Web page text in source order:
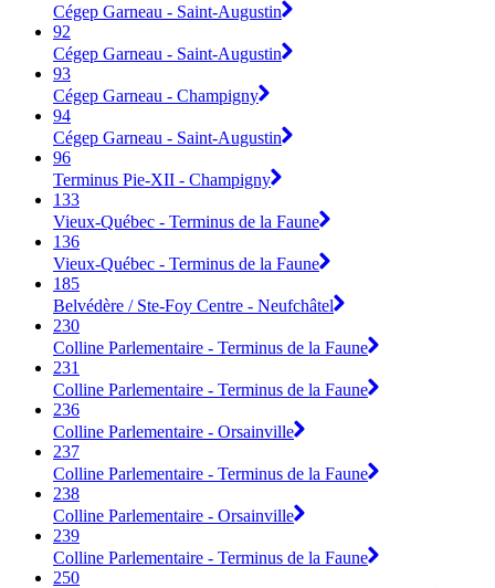
Cégep Garneau - Saint-Augustin
92
Cégep Garneau - Saint-Augustin
93
Cégep Garneau - Champigny
94
Cégep Garneau - Saint-Augustin
96
Terminus Pie-XII - Champigny
133
Vieux-Québec - Terminus de la Faune
136
Vieux-Québec - Terminus de la Faune
185
Belvédère / Ste-Foy Centre - Neufchâtel
230
Colline Parlementaire - Terminus de la Faune
231
Colline Parlementaire - Terminus de la Faune
236
Colline Parlementaire - Orsainville
237
Colline Parlementaire - Terminus de la Faune
238
Colline Parlementaire - Orsainville
239
Colline Parlementaire - Terminus de la Faune
250